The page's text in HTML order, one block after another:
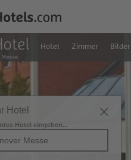
Hotel Zimmer Bilder
Hotel
Hotel eingeben...